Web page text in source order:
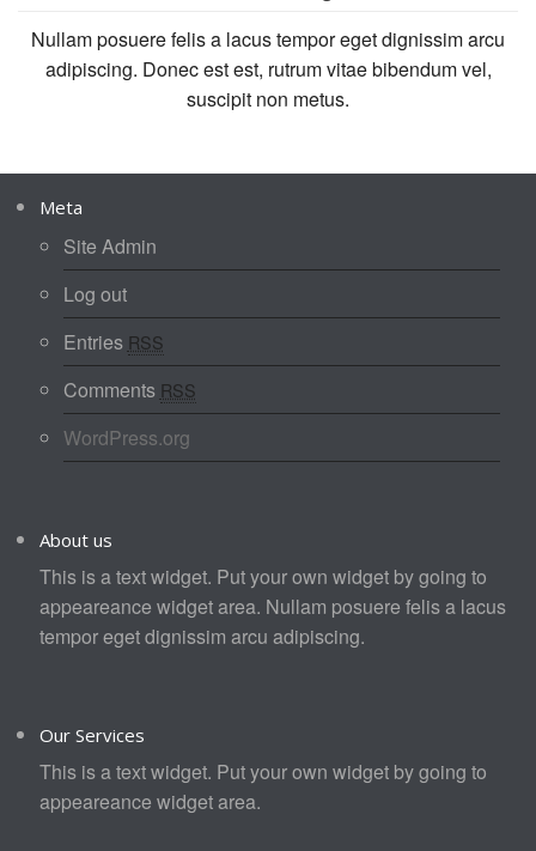
Nullam posuere felis a lacus tempor eget dignissim arcu
adipiscing. Donec est est, rutrum vitae bibendum vel,
suscipit non metus.
Meta
Site Admin
Log out
Entries RSS
Comments RSS
WordPress.org
About us
This is a text widget. Put your own widget by going to
appeareance widget area. Nullam posuere felis a lacus
tempor eget dignissim arcu adipiscing.
Our Services
This is a text widget. Put your own widget by going to
appeareance widget area.